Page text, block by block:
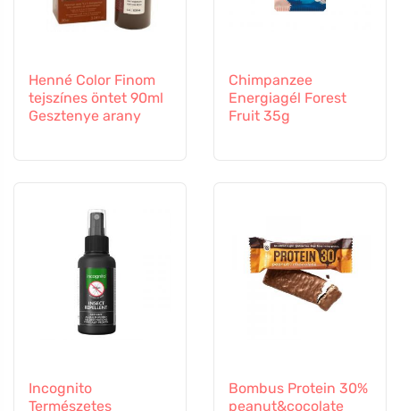
Henné Color Finom
tejszínes öntet 90ml
Gesztenye arany
Chimpanzee
Energiagél Forest
Fruit 35g
Incognito
Természetes
Bombus Protein 30%
peanut&cocolate